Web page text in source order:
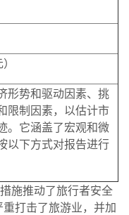
形势和驱动因素、挑
限制因素，以估计市
。它涵盖了宏观和微
以下方式对报告进行
施推动了旅行者安全
打击了旅游业，并加